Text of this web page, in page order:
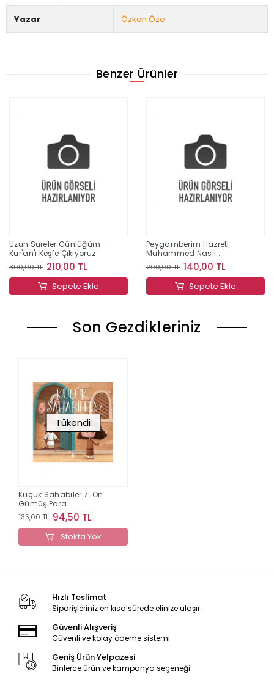
Yazar Özkan Öze
Benzer Ürünler
Uzun Sureler Günlüğüm -
Kur'an'ı Keşfe Çıkıyoruz
300,00 TL 210,00 TL
Sepete Ekle
Peygamberim Hazreti
Muhammed Nasıl
Biriydi?;Eren'in Akıllıca
Soruları
200,00 TL 140,00 TL
Sepete Ekle
Son Gezdikleriniz
Tükendi
Küçük Sahabiler 7: On
Gümüş Para
135,00 TL 94,50 TL
Stokta Yok
Hızlı Teslimat
Siparişleriniz en kısa sürede elinize ulaşır.
Güvenli Alışveriş
Güvenli ve kolay ödeme sistemi
Geniş Ürün Yelpazesi
Binlerce ürün ve kampanya seçeneği